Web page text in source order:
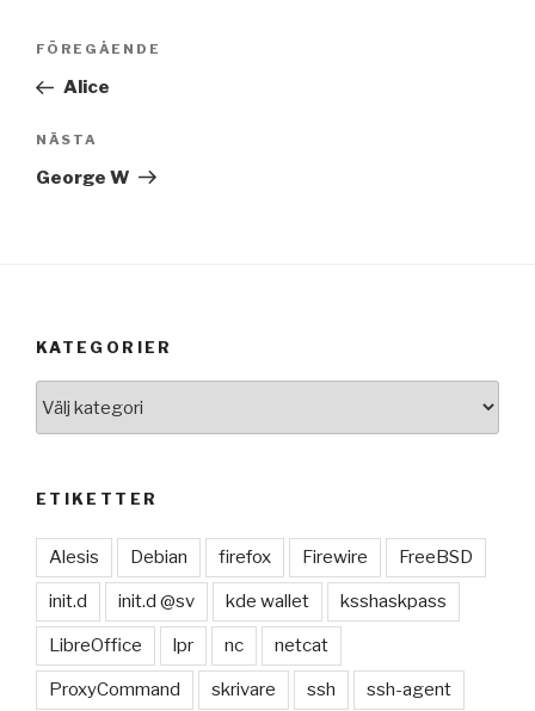
Inläggsnavigering
Föregående
inlägg
FÖREGÅENDE
Alice
Nästa
inlägg
NÄSTA
George W
KATEGORIER
ETIKETTER
Alesis Debian firefox Firewire FreeBSD
init.d init.d @sv kde wallet ksshaskpass
LibreOffice lpr nc netcat
ProxyCommand skrivare ssh ssh-agent